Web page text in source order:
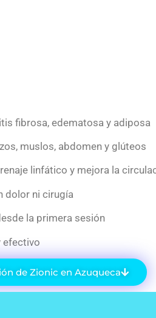
fibrosa, edematosa y adiposa
muslos, abdomen y glúteos
linfático y mejora la
dolor ni cirugía
la primera sesión
efectivo
de Zionic en Azuqueca